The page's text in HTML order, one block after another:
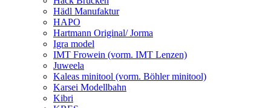
Hädl Manufaktur
HAPO
Hartmann Original/ Jorma
Igra model
IMT Frowein (vorm. IMT Lenzen)
Juweela
Kaleas minitool (vorm. Böhler minitool)
Karsei Modellbahn
Kibri